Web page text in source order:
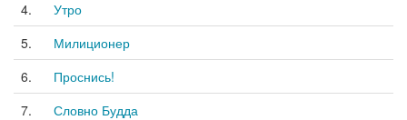
4.
Утро
5.
Милиционер
6.
Проснись!
7.
Словно Будда